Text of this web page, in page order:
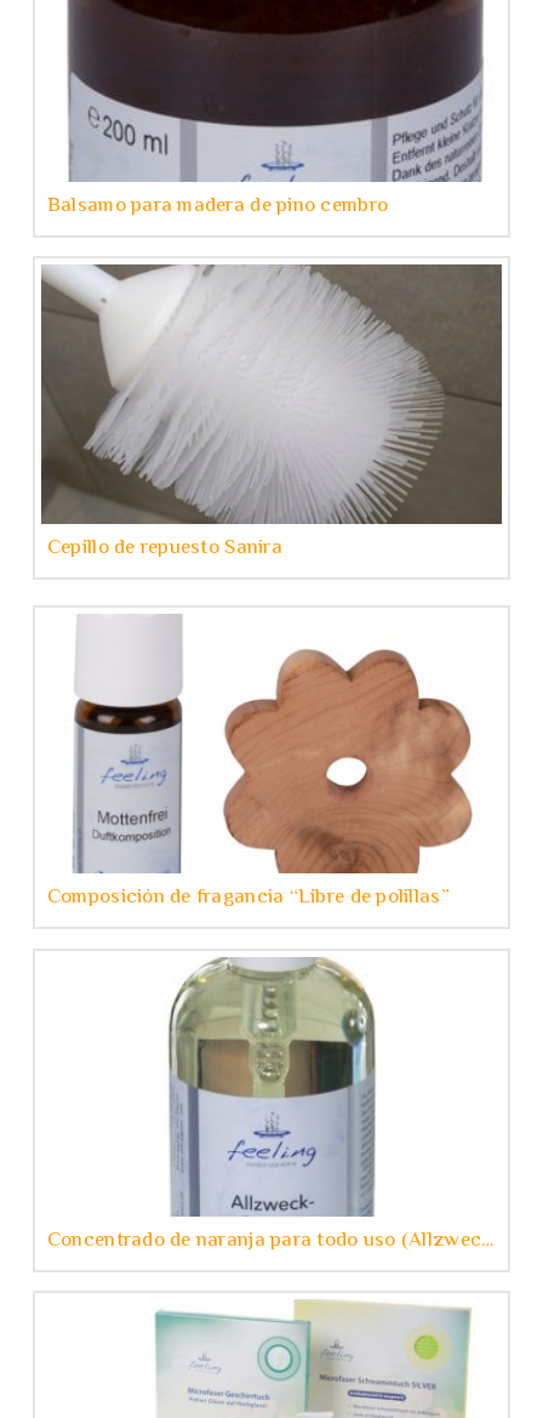
Balsamo para madera de pino cembro
Cepillo de repuesto Sanira
Composición de fragancia “Libre de polillas”
Concentrado de naranja para todo uso (Allzweck-Orange (Konzentrat))